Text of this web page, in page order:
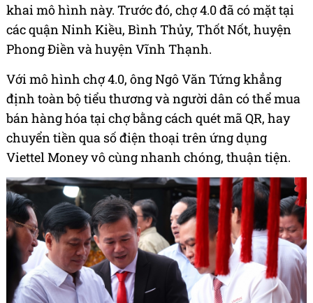
khai mô hình này. Trước đó, chợ 4.0 đã có mặt tại
các quận Ninh Kiều, Bình Thủy, Thốt Nốt, huyện
Phong Điền và huyện Vĩnh Thạnh.
Với mô hình chợ 4.0, ông Ngô Văn Tứng khẳng
định toàn bộ tiểu thương và người dân có thể mua
bán hàng hóa tại chợ bằng cách quét mã QR, hay
chuyển tiền qua số điện thoại trên ứng dụng
Viettel Money vô cùng nhanh chóng, thuận tiện.